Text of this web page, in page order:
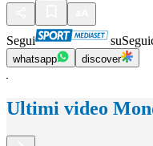
Segui su
whatsapp discover
Ultimi video